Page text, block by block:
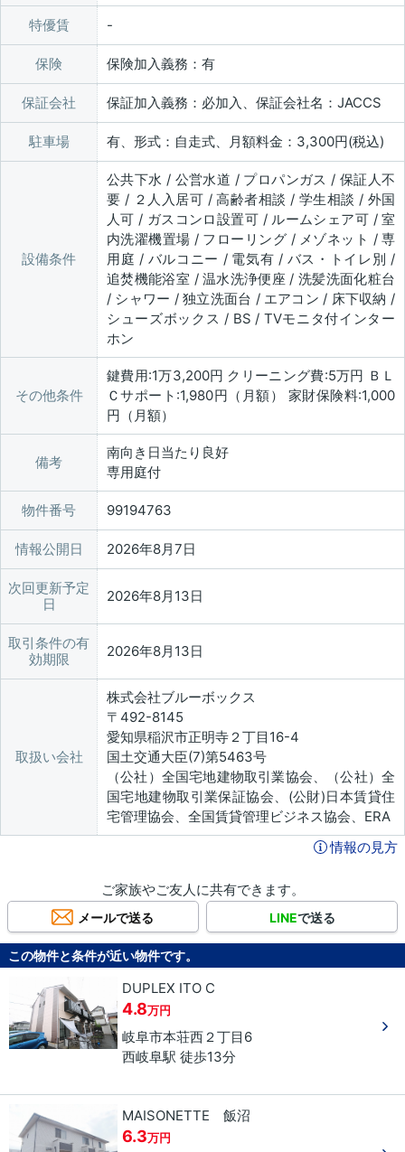
特優賃
保険 保険加入義務：有
保証会社 保証加入義務：必加入、保証会社名：JACCS
駐車場 有、形式：自走式、月額料金：3,300円(税込)
設備条件
公共下水 / 公営水道 / プロパンガス / 保証人不
要 / ２人入居可 / 高齢者相談 / 学生相談 / 外国
人可 / ガスコンロ設置可 / ルームシェア可 / 室
内洗濯機置場 / フローリング / メゾネット / 専
用庭 / バルコニー / 電気有 / バス・トイレ別 /
追焚機能浴室 / 温水洗浄便座 / 洗髪洗面化粧台
/ シャワー / 独立洗面台 / エアコン / 床下収納 /
シューズボックス / BS / TVモニタ付インター
ホン
その他条件
鍵費用:1万3,200円 クリーニング費:5万円 ＢＬ
Ｃサポート:1,980円（月額） 家財保険料:1,000
円（月額）
備考
南向き日当たり良好
専用庭付
物件番号 99194763
情報公開日 2026年8月7日
次回更新予定
日
2026年8月13日
取引条件の有
効期限
2026年8月13日
取扱い会社
株式会社ブルーボックス
〒492-8145
愛知県稲沢市正明寺２丁目16-4
国土交通大臣(7)第5463号
（公社）全国宅地建物取引業協会、（公社）全
国宅地建物取引業保証協会、(公財)日本賃貸住
宅管理協会、全国賃貸管理ビジネス協会、ERA
情報の見方
ご家族やご友人に共有できます。
メールで送る LINEで送る
この物件と条件が近い物件です。
DUPLEX ITO C
4.8万円
岐阜市本荘西２丁目 6
西岐阜駅 徒歩13分
MAISONETTE 飯沼
6.3万円